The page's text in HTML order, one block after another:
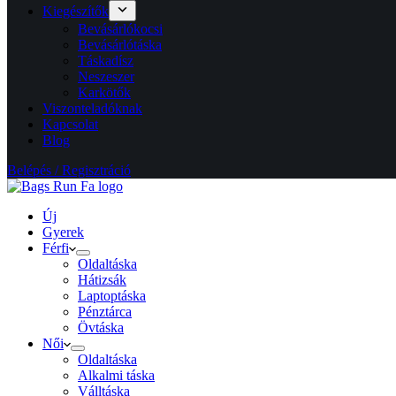
Kiegészítők
Bevásárlókocsi
Bevásárlótáska
Táskadísz
Neszeszer
Karkötők
Viszonteladóknak
Kapcsolat
Blog
Belépés / Regisztráció
Új
Gyerek
Férfi
Oldaltáska
Hátizsák
Laptoptáska
Pénztárca
Övtáska
Női
Oldaltáska
Alkalmi táska
Válltáska